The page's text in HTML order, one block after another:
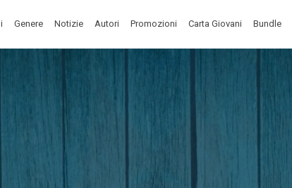
Genere Notizie Autori Promozioni Carta Giovani Bundle